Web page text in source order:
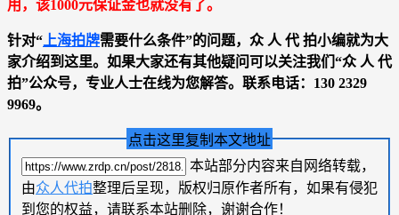
用，该1000元保证金也就没有了。
针对“ 上海拍牌需要什么条件”的问题，众 人 代 拍小编就为大
家介绍到这里。如果大家还有其他疑问可以关注我们“众 人 代
拍”公众号，专业人士在线为您解答。联系电话：130 2329
9969。
点击这里复制本文地址
本站部分内容来自网络转载，
由众人代拍整理后呈现，版权归原作者所有，如果有侵犯
到您的权益，请联系本站删除，谢谢合作！